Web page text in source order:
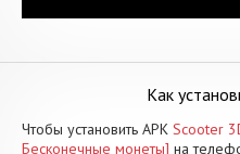
Как
Чтобы установить APK Scooter
Бесконечные монеты] на